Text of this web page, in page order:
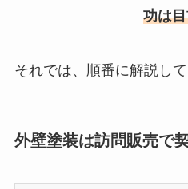
功は
それでは、順番に解説して
外壁塗装は訪問販売で